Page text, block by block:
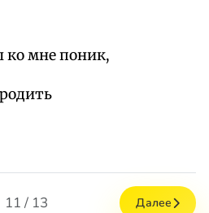
мне поник,
11 / 13 Далее